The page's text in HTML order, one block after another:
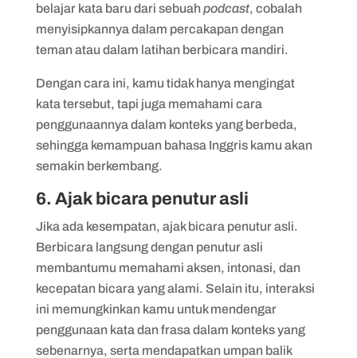
belajar kata baru dari sebuahpodcast, cobalah
menyisipkannya dalam percakapan dengan
teman atau dalam latihan berbicara mandiri.
Dengan cara ini, kamu tidak hanya mengingat
kata tersebut, tapi juga memahami cara
penggunaannya dalam konteks yang berbeda,
sehingga kemampuan bahasa Inggris kamu akan
semakin berkembang.
6. Ajak bicara penutur asli
Jika ada kesempatan, ajak bicara penutur asli.
Berbicara langsung dengan penutur asli
membantumu memahami aksen, intonasi, dan
kecepatan bicara yang alami. Selain itu, interaksi
ini memungkinkan kamu untuk mendengar
penggunaan kata dan frasa dalam konteks yang
sebenarnya, serta mendapatkan umpan balik